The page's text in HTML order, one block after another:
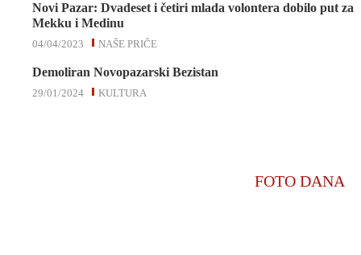
Novi Pazar: Dvadeset i četiri mlada volontera dobilo put za
Mekku i Medinu
NAŠE PRIČE
04/04/2023
Demoliran Novopazarski Bezistan
KULTURA
29/01/2024
FOTO DANA